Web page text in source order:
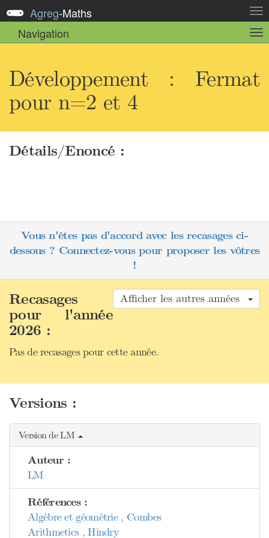
la
Agreg-Maths
Navigation
la
Développement : Fermat
pour n=2 et 4
Détails/Enoncé :
Vous n'êtes pas d'accord avec les recasages ci-
dessous ? Connectez-vous pour proposer les vôtres
!
Afficher les autres années
Recasages
pour l'année
2026 :
Pas de recasages pour cette année.
Versions :
Version de LM
Auteur :
LM
Références :
Algèbre et géométrie , Combes
Arithmetics , Hindry